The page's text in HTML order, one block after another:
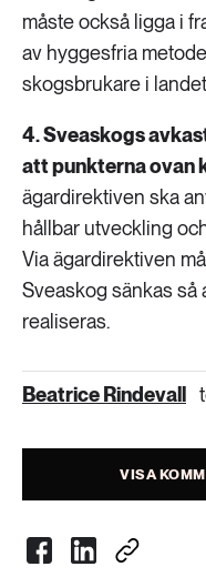
måste också ligga i
av hyggesfria
skogsbrukare i
4. Sveaskogs
att punkterna ovan
ägardirektiven ska
hållbar utveckling
Via ägardirektiven
Sveaskog sänkas så
realiseras.
Beatrice Rindevall
VISA